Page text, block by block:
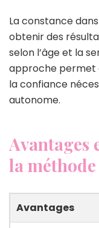
La constance
obtenir des
selon l’âge et la
approche permet
la confiance
autonome.
Avantages
la méthode
Avantages